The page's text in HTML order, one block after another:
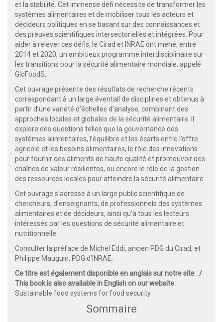
et la stabilité. Cet immense défi nécessite de transformer les
systèmes alimentaires et de mobiliser tous les acteurs et
décideurs politiques en se basant sur des connaissances et
des preuves scientifiques intersectorielles et intégrées. Pour
aider à relever ces défis, le Cirad et INRAE ont mené, entre
2014 et 2020, un ambitieux programme interdisciplinaire sur
les transitions pour la sécurité alimentaire mondiale, appelé
GloFoodS.
Cet ouvrage présente des résultats de recherche récents
correspondant à un large éventail de disciplines et obtenus à
partir d’une variété d’échelles d’analyse, combinant des
approches locales et globales de la sécurité alimentaire. Il
explore des questions telles que la gouvernance des
systèmes alimentaires, l’équilibre et les écarts entre l’offre
agricole et les besoins alimentaires, le rôle des innovations
pour fournir des aliments de haute qualité et promouvoir des
chaînes de valeur résilientes, ou encore le rôle de la gestion
des ressources locales pour atteindre la sécurité alimentaire.
Cet ouvrage s’adresse à un large public scientifique de
chercheurs, d’enseignants, de professionnels des systèmes
alimentaires et de décideurs, ainsi qu’à tous les lecteurs
intéressés par les questions de sécurité alimentaire et
nutritionnelle.
Consulter la préface de Michel Eddi, ancien PDG du Cirad, et
Philippe Mauguin, PDG d’INRAE.
Ce titre est également disponible en anglais sur notre site : /
This book is also available in English on our website:
Sustainable food systems for food security
Sommaire